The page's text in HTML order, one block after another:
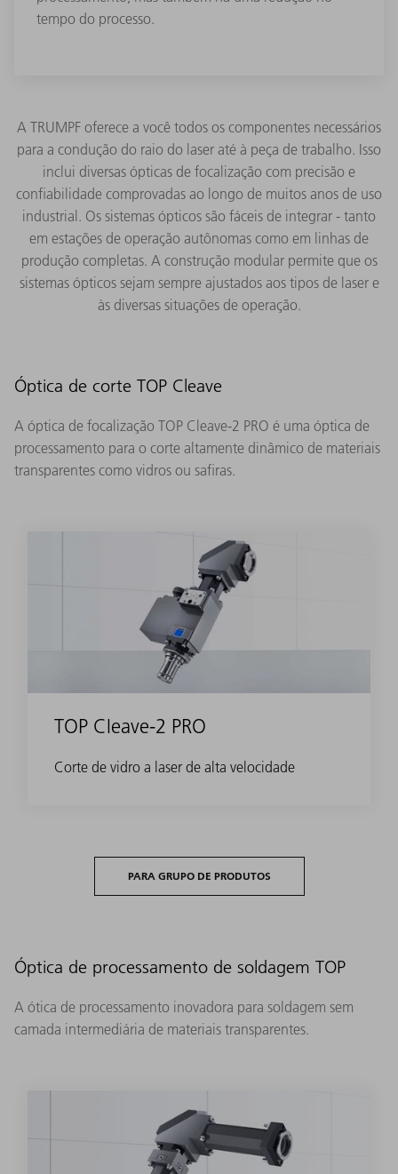
tempo do processo.
A TRUMPF oferece a você todos os componentes necessários
para a condução do raio do laser até à peça de trabalho. Isso
inclui diversas ópticas de focalização com precisão e
confiabilidade comprovadas ao longo de muitos anos de uso
industrial. Os sistemas ópticos são fáceis de integrar - tanto
em estações de operação autônomas como em linhas de
produção completas. A construção modular permite que os
sistemas ópticos sejam sempre ajustados aos tipos de laser e
às diversas situações de operação.
Óptica de corte TOP Cleave
A óptica de focalização TOP Cleave-2 PRO é uma óptica de
processamento para o corte altamente dinâmico de materiais
transparentes como vidros ou safiras.
TOP Cleave-2 PRO
Corte de vidro a laser de alta velocidade
PARA GRUPO DE PRODUTOS
Óptica de processamento de soldagem TOP
A ótica de processamento inovadora para soldagem sem
camada intermediária de materiais transparentes.